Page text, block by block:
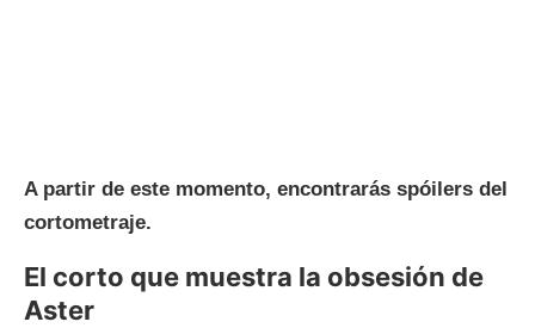
A partir de este momento, encontrarás spóilers del
cortometraje.
El corto que muestra la obsesión de
Aster